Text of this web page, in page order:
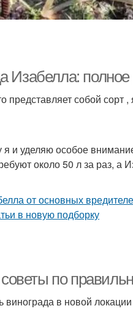
полное
представляет собой сорт
и уделяю особое
около 50 л за раз, а
по
в новой локации